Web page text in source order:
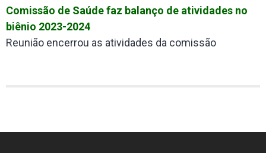
Comissão de Saúde faz balanço de atividades no
biênio 2023-2024
Reunião encerrou as atividades da comissão